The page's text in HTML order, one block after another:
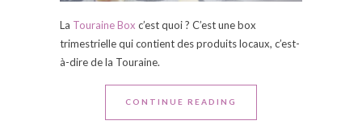
La Touraine Box c’est quoi ? C’est une box
trimestrielle qui contient des produits locaux, c’est-
à-dire de la Touraine.
CONTINUE READING